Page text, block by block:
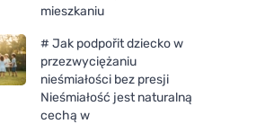
mieszkaniu
# Jak podpořit dziecko w
przezwyciężaniu
nieśmiałości bez presji
Nieśmiałość jest naturalną
cechą w